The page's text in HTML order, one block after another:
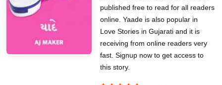
published free to read for all readers
online. Yaade is also popular in
Love Stories in Gujarati and it is
receiving from online readers very
fast. Signup now to get access to
this story.